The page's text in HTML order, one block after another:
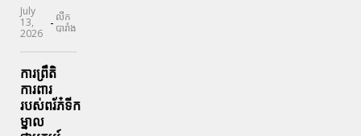
July
13,
2026
- លីក
បារាំង
ការព្រឹតិ
ការពារ
របស់ពរ័ភ៎ទីក
ម្នាល